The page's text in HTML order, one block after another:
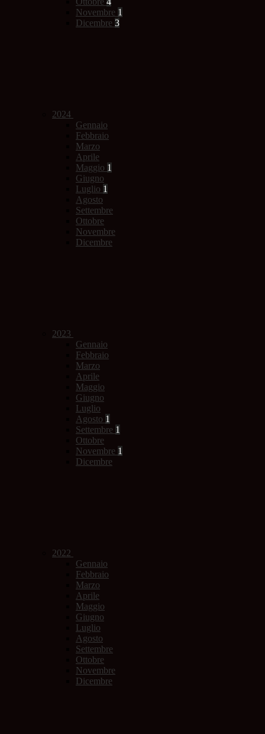
Novembre 1
Dicembre 3
2024
Gennaio
Febbraio
Marzo
Aprile
Maggio 1
Giugno
Luglio 1
Agosto
Settembre
Ottobre
Novembre
Dicembre
2023
Gennaio
Febbraio
Marzo
Aprile
Maggio
Giugno
Luglio
Agosto 1
Settembre 1
Ottobre
Novembre 1
Dicembre
2022
Gennaio
Febbraio
Marzo
Aprile
Maggio
Giugno
Luglio
Agosto
Settembre
Ottobre
Novembre
Dicembre